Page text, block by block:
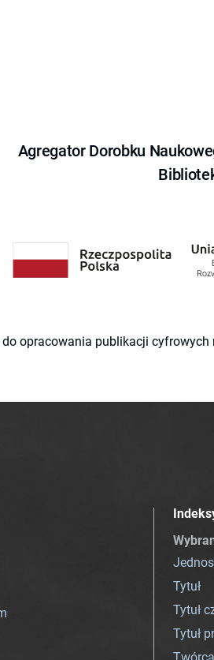
Agregator Dorobku
opracowania publikacji
Tytuł
Tytuł
Tytuł